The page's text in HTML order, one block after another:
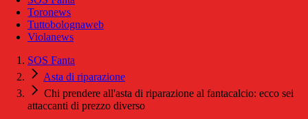
Toronews
Tuttobolognaweb
Violanews
SOS Fanta
Asta di riparazione
Chi prendere all'asta di riparazione al fantacalcio: ecco sei
attaccanti di prezzo diverso